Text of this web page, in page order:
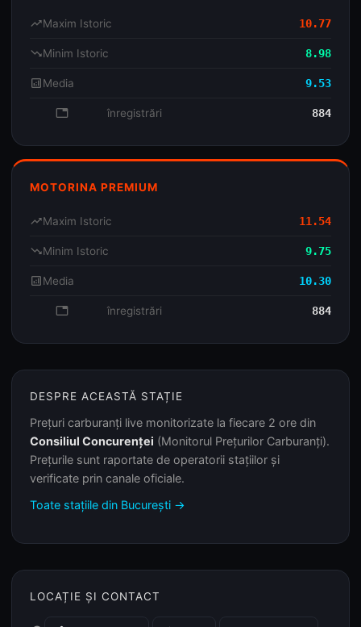
trending_upMaxim Istoric 10.77
trending_downMinim Istoric 8.98
analyticsMedia 9.53
database înregistrări 884
MOTORINA PREMIUM
trending_upMaxim Istoric 11.54
trending_downMinim Istoric 9.75
analyticsMedia 10.30
database înregistrări 884
DESPRE ACEASTĂ STAȚIE
Prețuri carburanți live monitorizate la fiecare 2 ore din
Consiliul Concurenței (Monitorul Prețurilor Carburanți).
Prețurile sunt raportate de operatorii stațiilor și
verificate prin canale oficiale.
Toate stațiile din București →
LOCAȚIE ȘI CONTACT